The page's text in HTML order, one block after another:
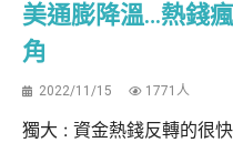
美通膨降溫…熱錢
角
2022/11/15 1771人
獨大 : 資金熱錢反轉的很